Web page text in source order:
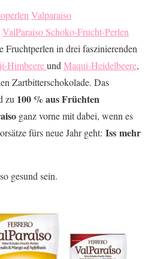
Valparaiso
ValParaiso Schoko-Frucht-Perlen
Fruchtperlen in drei faszinierenden
Himbeereund Maqui-Heidelbeere,
Zartbitterschokolade. Das
zu 100 % aus Früchten
ganz vorne mit dabei, wenn es
fürs neue Jahr geht: Iss mehr
gesund sein.